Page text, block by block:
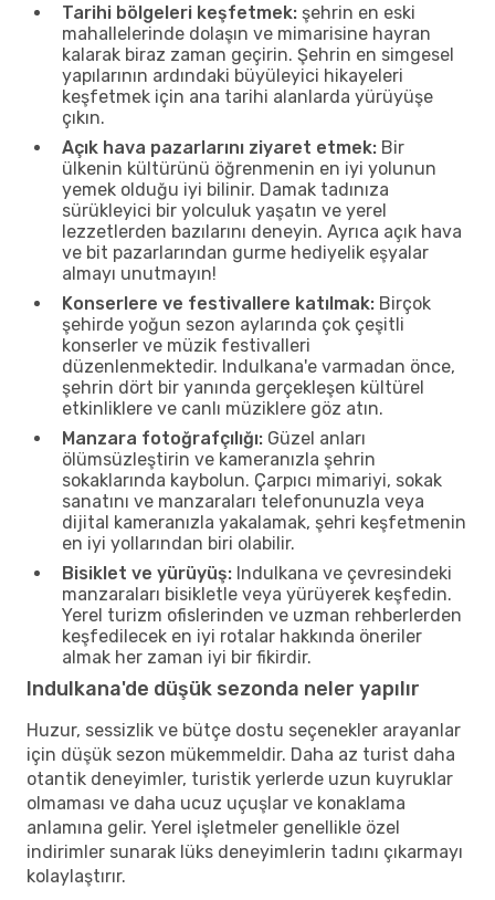
Tarihi bölgeleri keşfetmek: şehrin en eski
mahallelerinde dolaşın ve mimarisine hayran
kalarak biraz zaman geçirin. Şehrin en simgesel
yapılarının ardındaki büyüleyici hikayeleri
keşfetmek için ana tarihi alanlarda yürüyüşe
çıkın.
Açık hava pazarlarını ziyaret etmek: Bir
ülkenin kültürünü öğrenmenin en iyi yolunun
yemek olduğu iyi bilinir. Damak tadınıza
sürükleyici bir yolculuk yaşatın ve yerel
lezzetlerden bazılarını deneyin. Ayrıca açık hava
ve bit pazarlarından gurme hediyelik eşyalar
almayı unutmayın!
Konserlere ve festivallere katılmak: Birçok
şehirde yoğun sezon aylarında çok çeşitli
konserler ve müzik festivalleri
düzenlenmektedir. Indulkana'e varmadan önce,
şehrin dört bir yanında gerçekleşen kültürel
etkinliklere ve canlı müziklere göz atın.
Manzara fotoğrafçılığı: Güzel anları
ölümsüzleştirin ve kameranızla şehrin
sokaklarında kaybolun. Çarpıcı mimariyi, sokak
sanatını ve manzaraları telefonunuzla veya
dijital kameranızla yakalamak, şehri keşfetmenin
en iyi yollarından biri olabilir.
Bisiklet ve yürüyüş: Indulkana ve çevresindeki
manzaraları bisikletle veya yürüyerek keşfedin.
Yerel turizm ofislerinden ve uzman rehberlerden
keşfedilecek en iyi rotalar hakkında öneriler
almak her zaman iyi bir fikirdir.
Indulkana'de düşük sezonda neler yapılır
Huzur, sessizlik ve bütçe dostu seçenekler arayanlar
için düşük sezon mükemmeldir. Daha az turist daha
otantik deneyimler, turistik yerlerde uzun kuyruklar
olmaması ve daha ucuz uçuşlar ve konaklama
anlamına gelir. Yerel işletmeler genellikle özel
indirimler sunarak lüks deneyimlerin tadını çıkarmayı
kolaylaştırır.